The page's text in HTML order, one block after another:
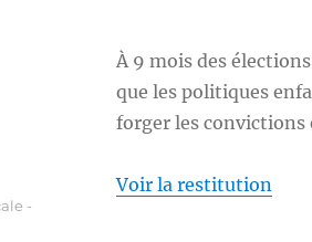
À 9 mois des
que les politiques
forger les convictions
Voir la restitution
-